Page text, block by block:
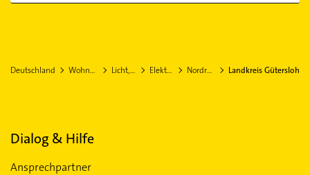
Deutschland Wohnen & Einrichten Licht, Beleuchtung Elektroinstallation Nordrhein-Westfalen Landkreis Gütersloh
Dialog & Hilfe
Ansprechpartner